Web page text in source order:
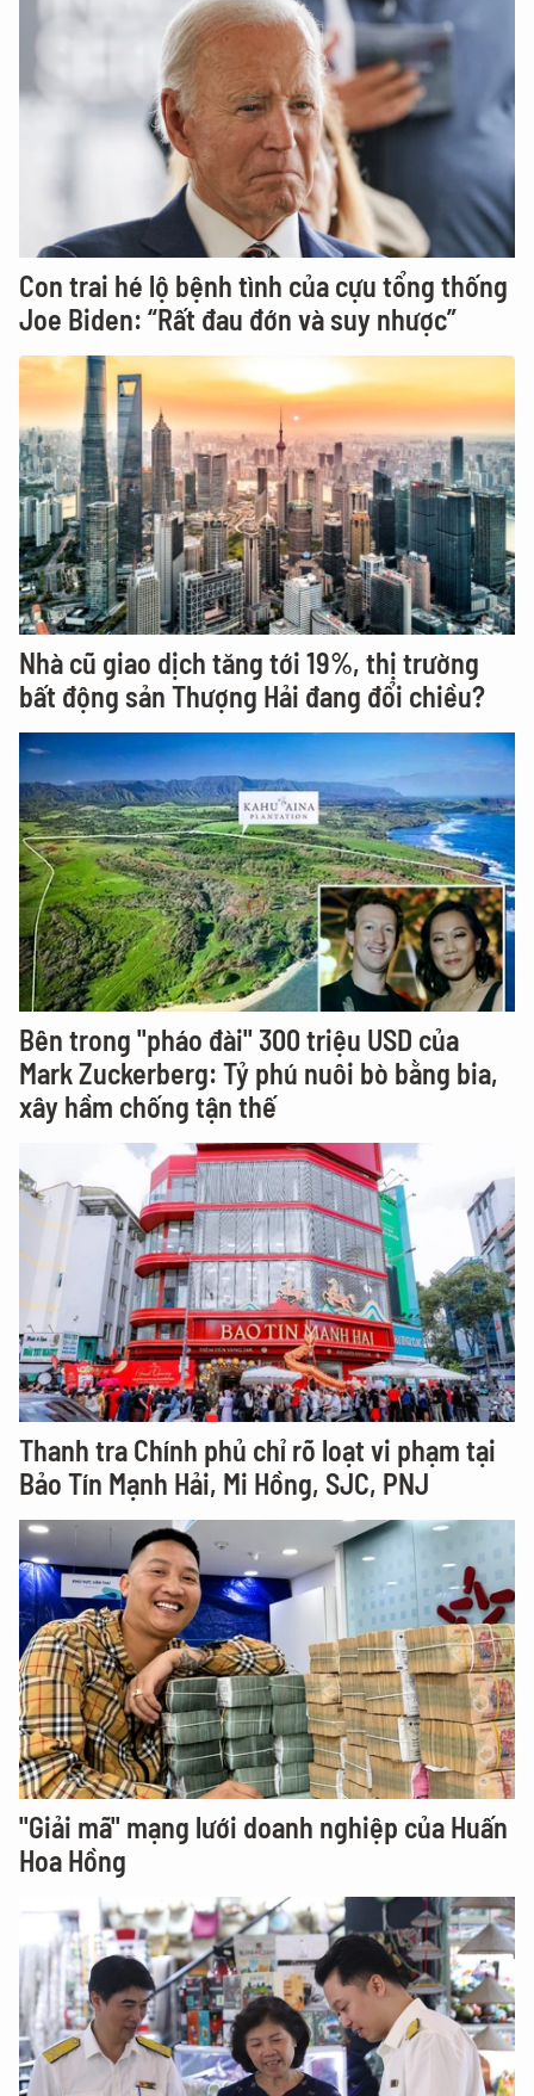
Con trai hé lộ bệnh tình của cựu tổng thống
Joe Biden: “Rất đau đớn và suy nhược”
Nhà cũ giao dịch tăng tới 19%, thị trường
bất động sản Thượng Hải đang đổi chiều?
Bên trong "pháo đài" 300 triệu USD của
Mark Zuckerberg: Tỷ phú nuôi bò bằng bia,
xây hầm chống tận thế
Thanh tra Chính phủ chỉ rõ loạt vi phạm tại
Bảo Tín Mạnh Hải, Mi Hồng, SJC, PNJ
"Giải mã" mạng lưới doanh nghiệp của Huấn
Hoa Hồng